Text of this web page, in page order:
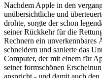
Nachdem Apple in den
unübersichtliche und
drohte, sorgte der schon
seiner Rückkehr für die
Rechnern ein unverkennbares
schneidern und sanierte das
Computer, der mit einem für
seiner formschönen
anspricht - und damit auch